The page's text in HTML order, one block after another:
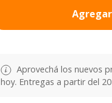
Aprovechá los nuevos
hoy. Entregas a partir del